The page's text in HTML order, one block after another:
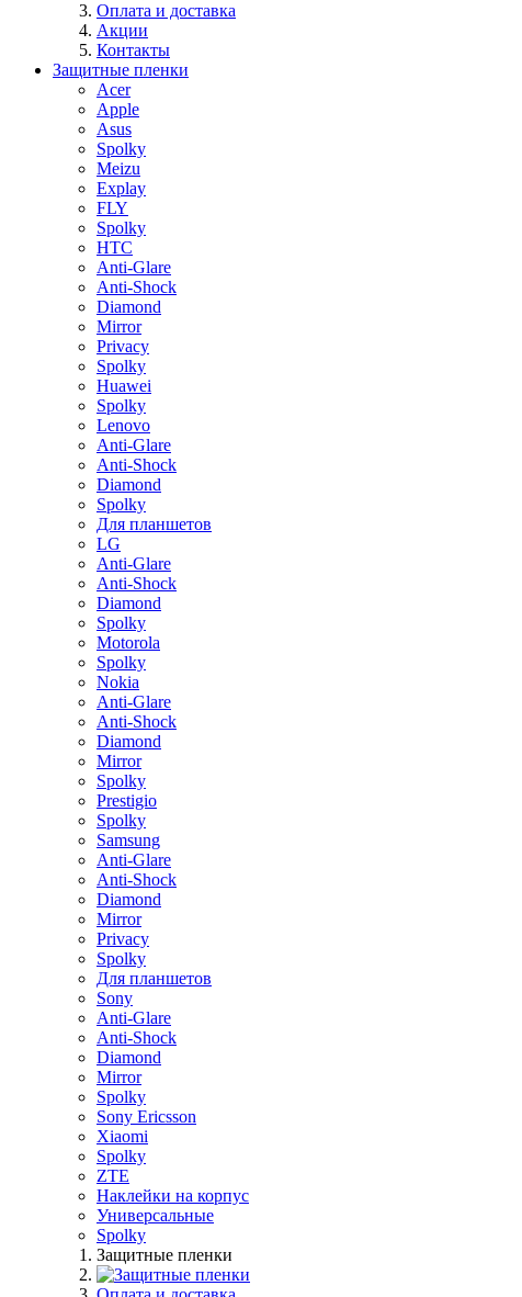
Оплата и доставка
Акции
Контакты
Защитные пленки
Acer
Apple
Asus
Spolky
Meizu
Explay
FLY
Spolky
HTC
Anti-Glare
Anti-Shock
Diamond
Mirror
Privacy
Spolky
Huawei
Spolky
Lenovo
Anti-Glare
Anti-Shock
Diamond
Spolky
Для планшетов
LG
Anti-Glare
Anti-Shock
Diamond
Spolky
Motorola
Spolky
Nokia
Anti-Glare
Anti-Shock
Diamond
Mirror
Spolky
Prestigio
Spolky
Samsung
Anti-Glare
Anti-Shock
Diamond
Mirror
Privacy
Spolky
Для планшетов
Sony
Anti-Glare
Anti-Shock
Diamond
Mirror
Spolky
Sony Ericsson
Xiaomi
Spolky
ZTE
Наклейки на корпус
Универсальные
Spolky
Защитные пленки